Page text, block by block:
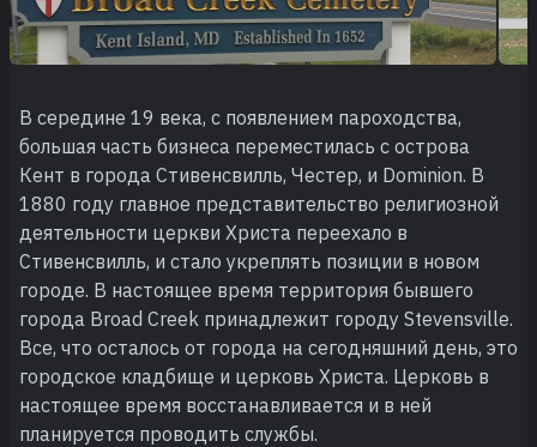
В середине 19 века, с появлением пароходства,
большая часть бизнеса переместилась с острова
Кент в города Стивенсвилль, Честер, и Dominion. В
1880 году главное представительство религиозной
деятельности церкви Христа переехало в
Стивенсвилль, и стало укреплять позиции в новом
городе. В настоящее время территория бывшего
города Broad Creek принадлежит городу Stevensville.
Все, что осталось от города на сегодняшний день, это
городское кладбище и церковь Христа. Церковь в
настоящее время восстанавливается и в ней
планируется проводить службы.